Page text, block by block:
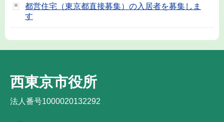
都営住宅（東京都直接募集）の入居者を募集しま
す
西東京市役所
法人番号1000020132292